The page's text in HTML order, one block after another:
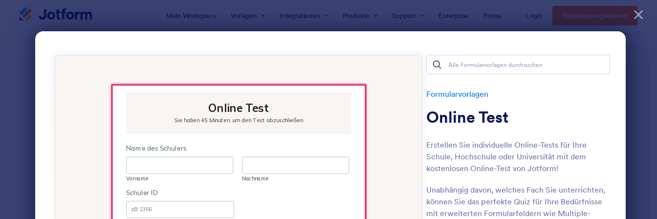
Mein Workspace Vorlagen Integrationen Produkte Support Enterprise Preise Login Kostenlos registrieren
Formularvorlagen
Online Test
Erstellen Sie individuelle Online-Tests für Ihre
Schule, Hochschule oder Universität mit dem
kostenlosen Online-Test von Jotform!
Unabhängig davon, welches Fach Sie unterrichten,
können Sie das perfekte Quiz für Ihre Bedürfnisse
mit erweiterten Formularfeldern wie Multiple-
Vorschau
Beliebt
718
675